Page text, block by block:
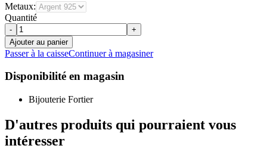
Metaux:
Quantité
-
+
Ajouter au panier
Passer à la caisseContinuer à magasiner
Disponibilité en magasin
Bijouterie Fortier
D'autres produits qui pourraient vous
intéresser